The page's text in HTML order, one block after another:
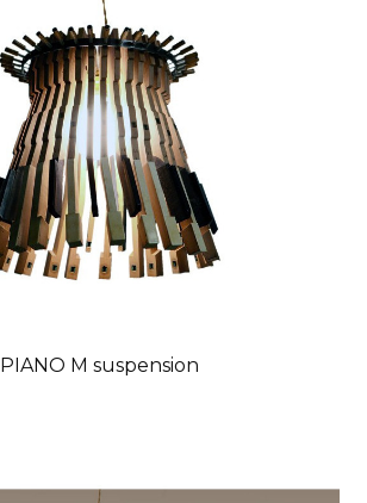
PIANO M suspension